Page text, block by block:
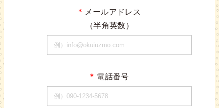
* メールアドレス
（半角英数）
* 電話番号